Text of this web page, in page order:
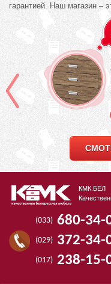
гарантией. Наш магазин –
КМК.БЕЛ
(033) 680-34-
(029) 372-34-
(017) 238-15-